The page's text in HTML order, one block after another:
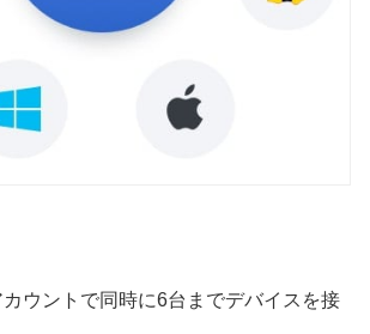
ウントで同時に6台までデバイスを接